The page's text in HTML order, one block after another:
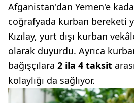
Afganistan'dan Yemen'e
coğrafyada kurban bereketi
Kızılay, yurt dışı kurban
olarak duyurdu. Ayrıca
bağışçılara 2 ila 4 taksit
kolaylığı da sağlıyor.